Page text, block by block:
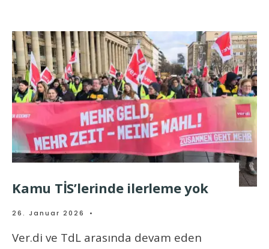
Kamu TİS’lerinde ilerleme yok
26. Januar 2026 •
Ver.di ve TdL arasında devam eden